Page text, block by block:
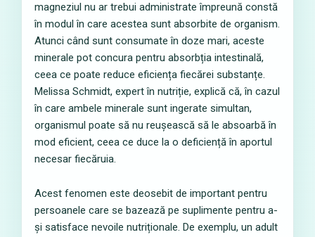
magneziul nu ar trebui administrate împreună constă
în modul în care acestea sunt absorbite de organism.
Atunci când sunt consumate în doze mari, aceste
minerale pot concura pentru absorbția intestinală,
ceea ce poate reduce eficiența fiecărei substanțe.
Melissa Schmidt, expert în nutriție, explică că, în cazul
în care ambele minerale sunt ingerate simultan,
organismul poate să nu reușească să le absoarbă în
mod eficient, ceea ce duce la o deficiență în aportul
necesar fiecăruia.
Acest fenomen este deosebit de important pentru
persoanele care se bazează pe suplimente pentru a-
și satisface nevoile nutriționale. De exemplu, un adult